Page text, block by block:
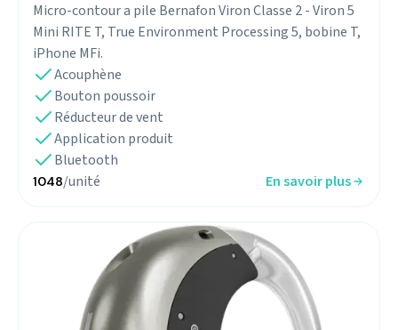
Micro-contour a pile Bernafon Viron Classe 2 - Viron 5
Mini RITE T, True Environment Processing 5, bobine T,
iPhone MFi.
Acouphène
Bouton poussoir
Réducteur de vent
Application produit
Bluetooth
1048/unité En savoir plus